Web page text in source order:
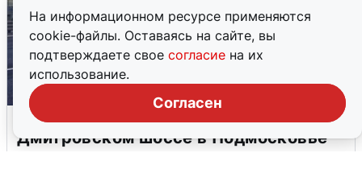
На информационном ресурсе применяются
cookie-файлы. Оставаясь на сайте, вы
подтверждаете свое согласие на их
использование.
Согласен
Пять машин столкнулись на
Дмитровском шоссе в Подмосковье